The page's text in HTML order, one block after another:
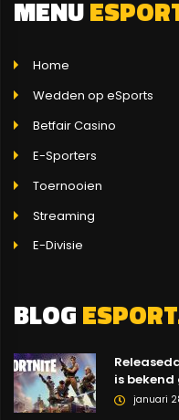
MENU
Home
Wedden op eSports
Betfair Casino
E-Sporters
Toernooien
Streaming
E-Divisie
BLOG
is
januari